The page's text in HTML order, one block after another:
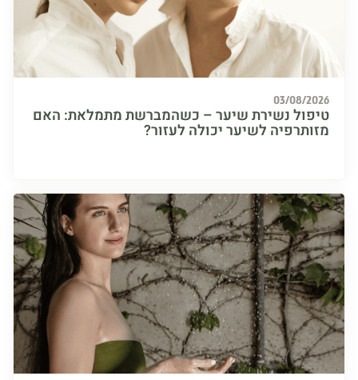
03/08/
נשירת שיער – כשהמברשת מתמלאת: האם
לשיער יכולה לעזור?